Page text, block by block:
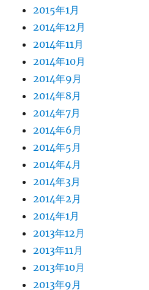
2015年1月
2014年12月
2014年11月
2014年10月
2014年9月
2014年8月
2014年7月
2014年6月
2014年5月
2014年4月
2014年3月
2014年2月
2014年1月
2013年12月
2013年11月
2013年10月
2013年9月